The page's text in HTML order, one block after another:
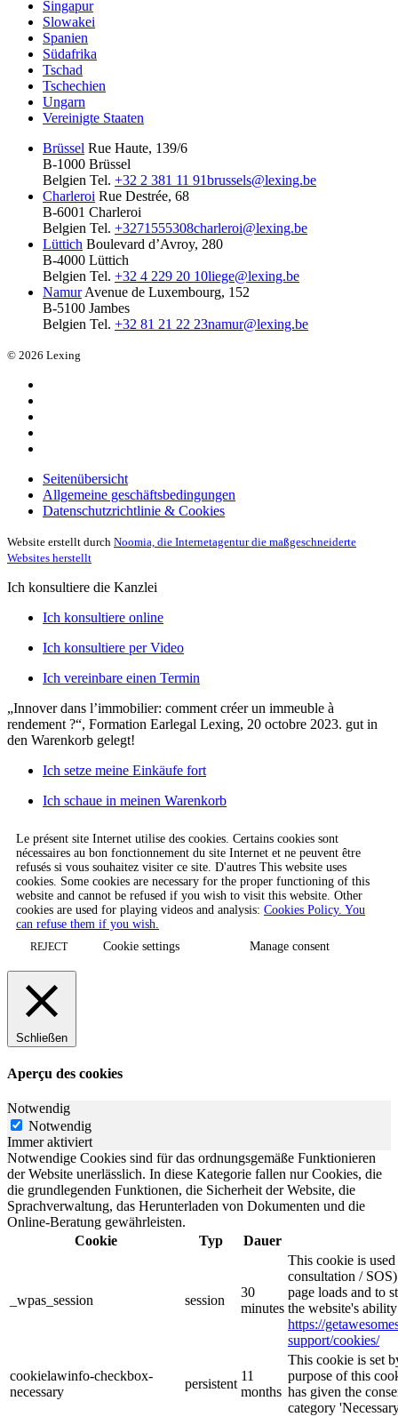
Singapur
Slowakei
Spanien
Südafrika
Tschad
Tschechien
Ungarn
Vereinigte Staaten
Brüssel Rue Haute, 139/6
B-1000 Brüssel
Belgien Tel. +32 2 381 11 91brussels@lexing.be
Charleroi Rue Destrée, 68
B-6001 Charleroi
Belgien Tel. +3271555308charleroi@lexing.be
Lüttich Boulevard d’Avroy, 280
B-4000 Lüttich
Belgien Tel. +32 4 229 20 10liege@lexing.be
Namur Avenue de Luxembourg, 152
B-5100 Jambes
Belgien Tel. +32 81 21 22 23namur@lexing.be
© 2026 Lexing
Seitenübersicht
Allgemeine geschäftsbedingungen
Datenschutzrichtlinie & Cookies
Website erstellt durch Noomia, die Internetagentur die maßgeschneiderte
Websites herstellt
Ich konsultiere die Kanzlei
Ich konsultiere online
Ich konsultiere per Video
Ich vereinbare einen Termin
„Innover dans l’immobilier: comment créer un immeuble à
rendement ?“, Formation Earlegal Lexing, 20 octobre 2023. gut in
den Warenkorb gelegt!
Ich setze meine Einkäufe fort
Ich schaue in meinen Warenkorb
Le présent site Internet utilise des cookies. Certains cookies sont
nécessaires au bon fonctionnement du site Internet et ne peuvent être
refusés si vous souhaitez visiter ce site. D'autres This website uses
cookies. Some cookies are necessary for the proper functioning of this
website and cannot be refused if you wish to visit this website. Other
cookies are used for playing videos and analysis: Cookies Policy. You
can refuse them if you wish.
REJECT Cookie settings Manage consent
Schließen
Aperçu des cookies
Notwendig
Notwendig
Immer aktiviert
Notwendige Cookies sind für das ordnungsgemäße Funktionieren
der Website unerlässlich. In diese Kategorie fallen nur Cookies, die
die grundlegenden Funktionen, die Sicherheit der Website, die
Sprachverwaltung, das Herunterladen von Dokumenten und die
Online-Beratung gewährleisten.
Cookie
Typ Dauer
_wpas_session session
30
minutes
This cookie is
consultation /
page loads and to
the website's
https://
support/cookies/
cookielawinfo-checkbox-
necessary
persistent
11
months
This cookie is set
purpose of this
has given the
category